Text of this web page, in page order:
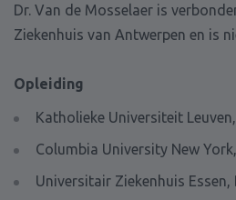
Dr. Van de Mosselaer is
Ziekenhuis van Antwerpen en is
Opleiding
Katholieke Universiteit
Columbia University New
Universitair Ziekenhuis Essen,